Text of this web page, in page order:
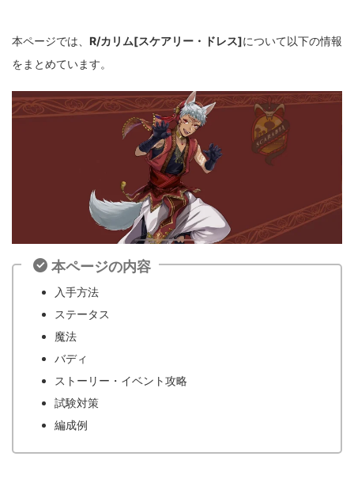
本ページでは、 R/カリム[スケアリー・ドレス]について以下の情報
をまとめています。
本ページの内容
入手方法
ステータス
魔法
バディ
ストーリー・イベント攻略
試験対策
編成例